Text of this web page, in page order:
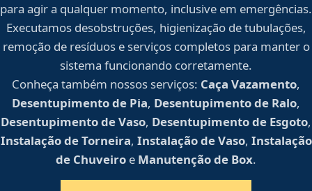
para agir a qualquer momento, inclusive em emergências.
Executamos desobstruções, higienização de tubulações,
remoção de resíduos e serviços completos para manter o
sistema funcionando corretamente.
Conheça também nossos serviços: Caça Vazamento,
Desentupimento de Pia, Desentupimento de Ralo,
Desentupimento de Vaso, Desentupimento de Esgoto,
Instalação de Torneira, Instalação de Vaso, Instalação
de Chuveiro e Manutenção de Box.